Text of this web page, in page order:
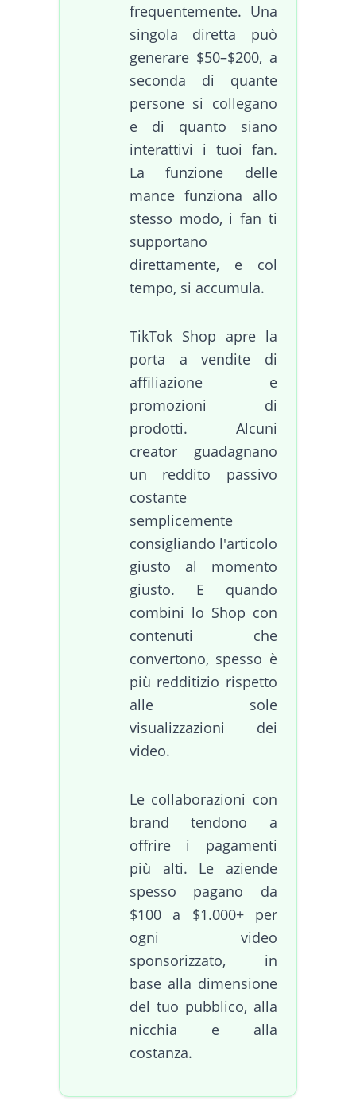
frequentemente. Una
singola diretta può
generare $50–$200, a
seconda di quante
persone si collegano
e di quanto siano
interattivi i tuoi fan.
La funzione delle
mance funziona allo
stesso modo, i fan ti
supportano
direttamente, e col
tempo, si accumula.
TikTok Shop apre la
porta a vendite di
affiliazione e
promozioni di
prodotti. Alcuni
creator guadagnano
un reddito passivo
costante
semplicemente
consigliando l'articolo
giusto al momento
giusto. E quando
combini lo Shop con
contenuti che
convertono, spesso è
più redditizio rispetto
alle sole
visualizzazioni dei
video.
Le collaborazioni con
brand tendono a
offrire i pagamenti
più alti. Le aziende
spesso pagano da
$100 a $1.000+ per
ogni video
sponsorizzato, in
base alla dimensione
del tuo pubblico, alla
nicchia e alla
costanza.